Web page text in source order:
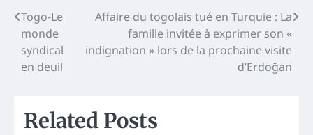
Post
navigation
Togo-Le
monde
syndical
en deuil
Affaire du togolais tué en Turquie : La
famille invitée à exprimer son «
indignation » lors de la prochaine visite
d’Erdoğan
Related Posts